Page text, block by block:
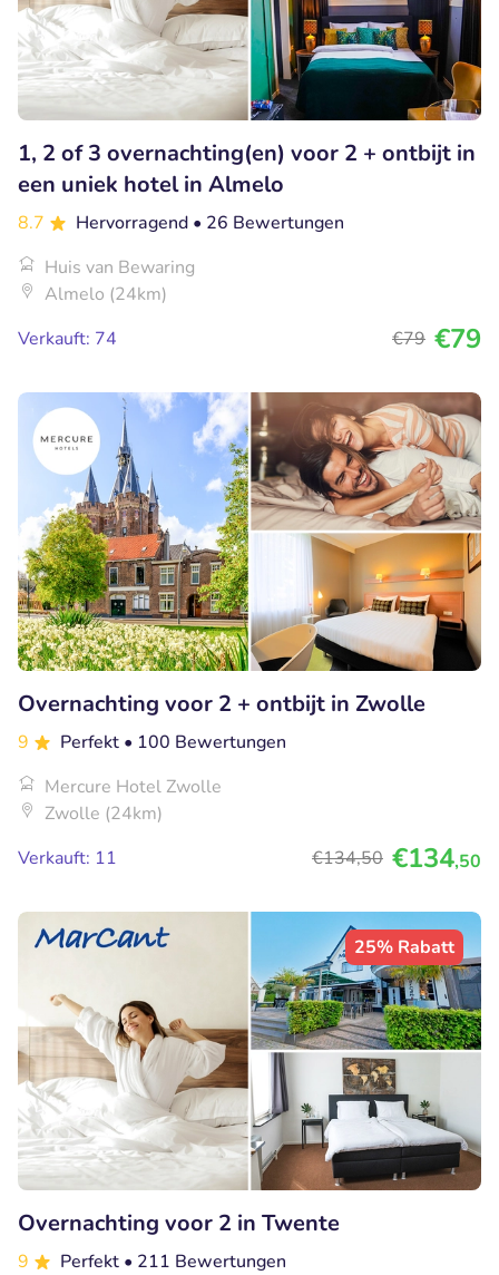
1, 2 of 3 overnachting(en) voor 2 + ontbijt in
een uniek hotel in Almelo
8.7 Hervorragend • 26 Bewertungen
Huis van Bewaring
Almelo (24km)
Verkauft: 74
€79 €79
Overnachting voor 2 + ontbijt in Zwolle
9 Perfekt • 100 Bewertungen
Mercure Hotel Zwolle
Zwolle (24km)
Verkauft: 11
€134,50 €134,50
25% Rabatt
Overnachting voor 2 in Twente
9 Perfekt • 211 Bewertungen